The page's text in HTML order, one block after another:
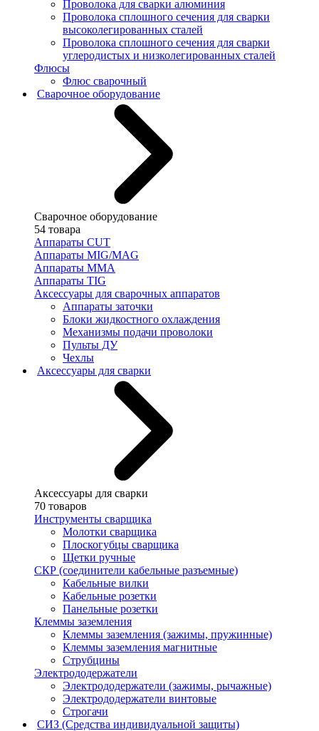
Проволока для сварки алюминия
Проволока сплошного сечения для сварки
высоколегированных сталей
Проволока сплошного сечения для сварки
углеродистых и низколегированных сталей
Флюсы
Флюс сварочный
Сварочное оборудование
Сварочное оборудование
54 товара
Аппараты CUT
Аппараты MIG/MAG
Аппараты MMA
Аппараты TIG
Аксессуары для сварочных аппаратов
Аппараты заточки
Блоки жидкостного охлаждения
Механизмы подачи проволоки
Пульты ДУ
Чехлы
Аксессуары для сварки
Аксессуары для сварки
70 товаров
Инструменты сварщика
Молотки сварщика
Плоскогубцы сварщика
Щетки ручные
СКР (соединители кабельные разъемные)
Кабельные вилки
Кабельные розетки
Панельные розетки
Клеммы заземления
Клеммы заземления (зажимы, пружинные)
Клеммы заземления магнитные
Струбцины
Электрододержатели
Электрододержатели (зажимы, рычажные)
Электрододержатели винтовые
Строгачи
СИЗ (Средства индивидуальной защиты)